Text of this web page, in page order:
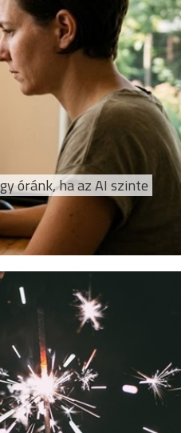
óránk, ha az AI szinte